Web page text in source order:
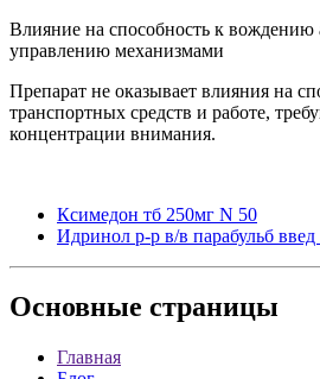
Влияние на способность к вождению
управлению механизмами
Препарат не оказывает влияния на
транспортных средств и работе,
концентрации внимания.
Ксимедон тб 250мг N 50
Идринол р-р в/в парабульб
Основные страницы
Главная